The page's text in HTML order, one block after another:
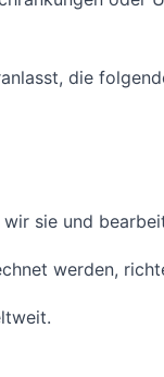
die
sie und
werden,